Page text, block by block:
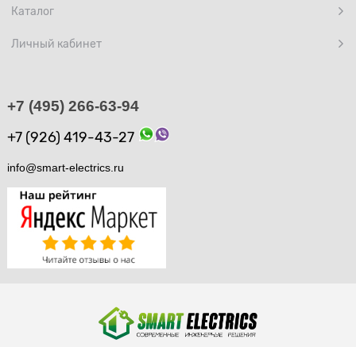
Каталог
Личный кабинет
+7 (495) 266-63-94
+7 (926) 419-43-27
info@smart-electrics.ru